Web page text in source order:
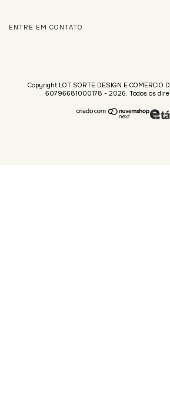
ENTRE EM CONTATO
Copyright LOT SORTE DESIGN E COMERCIO
60796681000178 - 2026. Todos os